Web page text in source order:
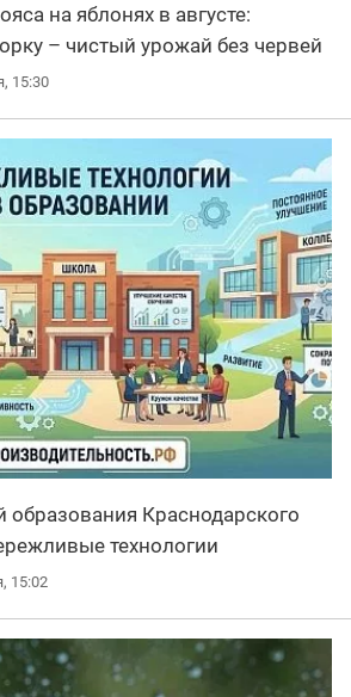
на яблонях в августе:
– чистый урожай без червей
15:30
Краснодарского
технологии
15:02